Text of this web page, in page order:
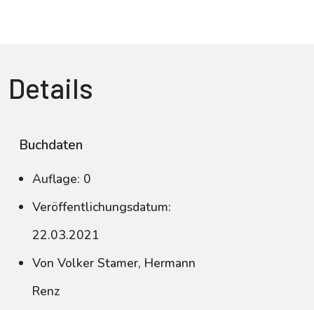
Details
Buchdaten
Auflage: 0
Veröffentlichungsdatum:
22.03.2021
Von Volker Stamer, Hermann
Renz